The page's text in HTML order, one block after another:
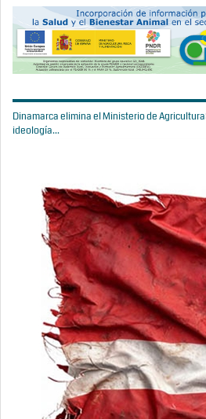
Dinamarca elimina el Ministerio de
ideología...